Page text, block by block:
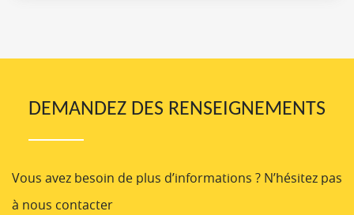
DEMANDEZ DES RENSEIGNEMENTS
Vous avez besoin de plus d’informations ? N’hésitez pas
à nous contacter